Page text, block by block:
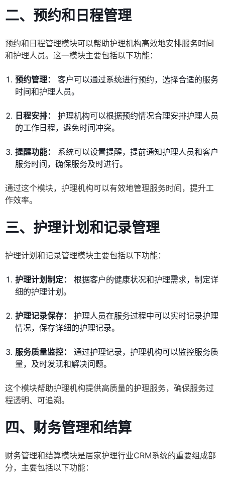
二、预约和日程管理
预约和日程管理模块可以帮助护理机构高效地安排服务时间
和护理人员。这一模块主要包括以下功能：
预约管理：
客户可以通过系统进行预约，选择合适的服务
时间和护理人员。
日程安排：
护理机构可以根据预约情况合理安排护理人员
的工作日程，避免时间冲突。
提醒功能：
系统可以设置提醒，提前通知护理人员和客户
服务时间，确保服务及时进行。
通过这个模块，护理机构可以有效地管理服务时间，提升工
作效率。
三、护理计划和记录管理
护理计划和记录管理模块主要包括以下功能：
护理计划制定：
根据客户的健康状况和护理需求，制定详
细的护理计划。
护理记录保存：
护理人员在服务过程中可以实时记录护理
情况，保存详细的护理记录。
服务质量监控：
通过护理记录，护理机构可以监控服务质
量，及时发现和解决问题。
这个模块帮助护理机构提供高质量的护理服务，确保服务过
程透明、可追溯。
四、财务管理和结算
财务管理和结算模块是居家护理行业CRM系统的重要组成部
分，主要包括以下功能：